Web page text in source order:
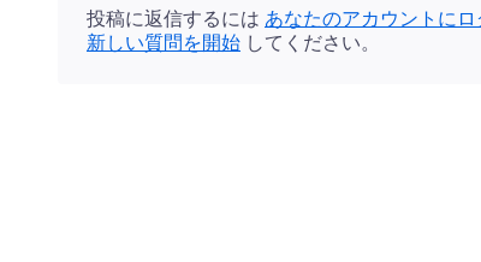
投稿に返信するには あなたのアカウントにロ
新しい質問を開始 してください。